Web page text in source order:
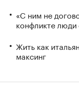
«С ним не
конфликте
Жить как
максинг